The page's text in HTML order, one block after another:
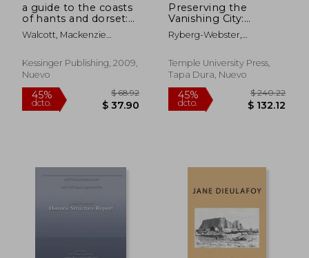
$ 41.87
a guide to the coasts
of hants and dorset:
descriptive of
scenery, historical,
archeological (1859)
(en Inglés)
Walcott, Mackenzie
Kessinger Publishing, 2009,
Nuevo
Preserving the
Vanishing City:
Historic Preservation
Amid Urban Decline
(Urban Life,
Landscape and
Ryberg-Webster,
Temple University Press,
Tapa Dura, Nuevo